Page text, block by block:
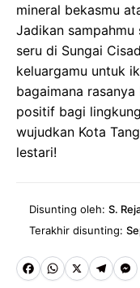
mineral bekasmu
Jadikan
seru di Sungai
keluargamu untuk
bagaimana
positif bagi
wujudkan Kota
lestari!
Disunting oleh: S.
Terakhir disunting:
Fa W
X
Te M